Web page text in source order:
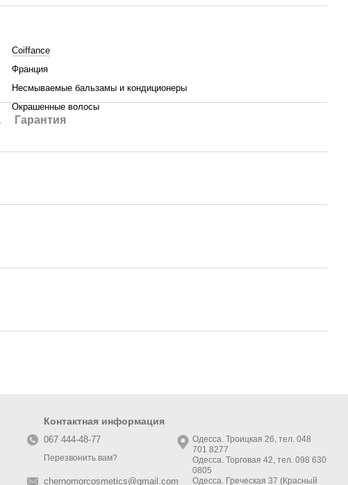
Coiffance
Франция
Несмываемые бальзамы и кондиционеры
Окрашенные волосы
Гарантия
Контактная информация
067 444-48-77
Перезвонить вам?
chernomorcosmetics@gmail.com
Одесса. Троицкая 26, тел. 048
701 8277
Одесса. Торговая 42, тел. 098 630
0805
Одесса. Греческая 37 (Красный